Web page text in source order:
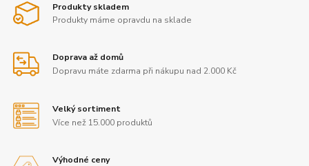
Produkty skladem
Produkty máme opravdu na sklade
Doprava až domů
Dopravu máte zdarma při nákupu nad 2.000 Kč
Velký sortiment
Více než 15.000 produktů
Výhodné ceny